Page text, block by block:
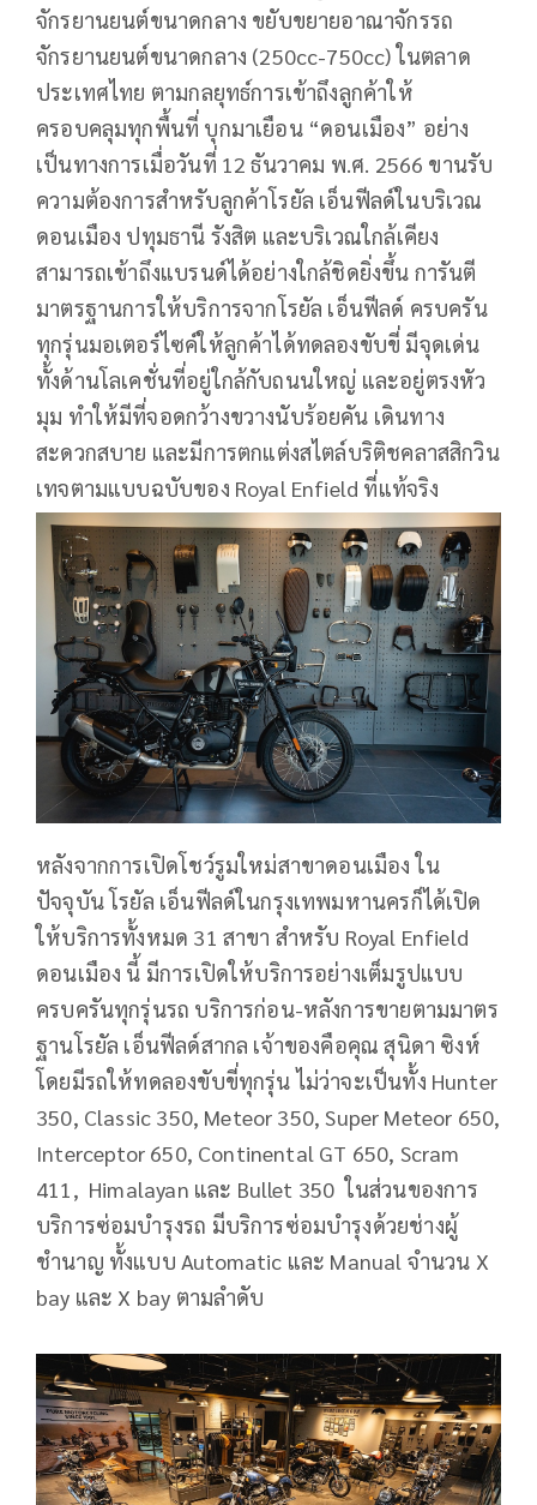
จักรยานยนต์ขนาดกลาง ขยับขยายอาณาจักรรถ
จักรยานยนต์ขนาดกลาง (250cc-750cc) ในตลาด
ประเทศไทย ตามกลยุทธ์การเข้าถึงลูกค้าให้
ครอบคลุมทุกพื้นที่ บุกมาเยือน “ดอนเมือง” อย่าง
เป็นทางการเมื่อวันที่ 12 ธันวาคม พ.ศ. 2566 ขานรับ
ความต้องการสำหรับลูกค้าโรยัล เอ็นฟีลด์ในบริเวณ
ดอนเมือง ปทุมธานี รังสิต และบริเวณใกล้เคียง
สามารถเข้าถึงแบรนด์ได้อย่างใกล้ชิดยิ่งขึ้น การันตี
มาตรฐานการให้บริการจากโรยัล เอ็นฟีลด์ ครบครัน
ทุกรุ่นมอเตอร์ไซค์ให้ลูกค้าได้ทดลองขับขี่ มีจุดเด่น
ทั้งด้านโลเคชั่นที่อยู่ใกล้กับถนนใหญ่ และอยู่ตรงหัว
มุม ทำให้มีที่จอดกว้างขวางนับร้อยคัน เดินทาง
สะดวกสบาย และมีการตกแต่งสไตล์บริติชคลาสสิกวิน
เทจตามแบบฉบับของ Royal Enfield ที่แท้จริง
หลังจากการเปิดโชว์รูมใหม่สาขาดอนเมือง ใน
ปัจจุบัน โรยัล เอ็นฟีลด์ในกรุงเทพมหานครก็ได้เปิด
ให้บริการทั้งหมด 31 สาขา สำหรับ Royal Enfield
ดอนเมือง นี้ มีการเปิดให้บริการอย่างเต็มรูปแบบ
ครบครันทุกรุ่นรถ บริการก่อน-หลังการขายตามมาตร
ฐานโรยัล เอ็นฟีลด์สากล เจ้าของคือคุณ สุนิดา ซิงห์
โดยมีรถให้ทดลองขับขี่ทุกรุ่น ไม่ว่าจะเป็นทั้ง Hunter
350, Classic 350, Meteor 350, Super Meteor 650,
Interceptor 650, Continental GT 650, Scram
411, Himalayan และ Bullet 350 ในส่วนของการ
บริการซ่อมบำรุงรถ มีบริการซ่อมบำรุงด้วยช่างผู้
ชำนาญ ทั้งแบบ Automatic และ Manual จำนวน X
bay และ X bay ตามลำดับ